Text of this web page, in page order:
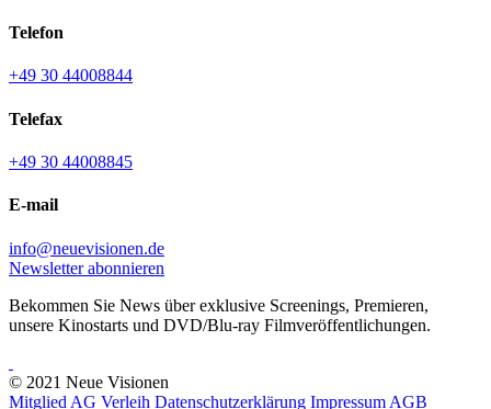
Telefon
+49 30 44008844
Telefax
+49 30 44008845
E-mail
info@neuevisionen.de
Newsletter abonnieren
Bekommen Sie News über exklusive Screenings, Premieren,
unsere Kinostarts und DVD/Blu-ray Filmveröffentlichungen.
© 2021 Neue Visionen
Mitglied AG Verleih Datenschutzerklärung Impressum AGB